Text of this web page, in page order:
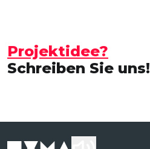
Projektidee?
Schreiben Sie uns!